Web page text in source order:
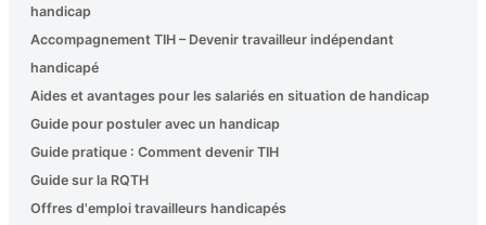
handicap
Accompagnement TIH – Devenir travailleur indépendant
handicapé
Aides et avantages pour les salariés en situation de handicap
Guide pour postuler avec un handicap
Guide pratique : Comment devenir TIH
Guide sur la RQTH
Offres d'emploi travailleurs handicapés